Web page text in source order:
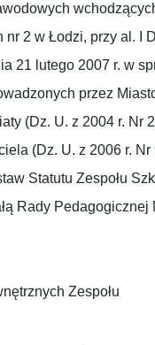
nr 2 w Łodzi, przy al. I
21 lutego 2007 r. w
przez
(Dz. U. z 2004 r. Nr
(Dz. U. z 2006 r.
Statutu Zespołu
Rady
Zespołu